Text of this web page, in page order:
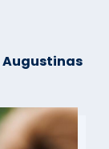
Augustinas